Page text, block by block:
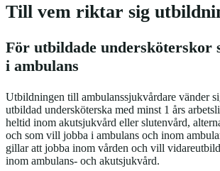
Till vem riktar sig
För utbildade undersköterskor
i ambulans
Utbildningen till ambulanssjukvårdare vänder
utbildad undersköterska med minst 1 års
heltid inom akutsjukvård eller slutenvård,
och som vill jobba i ambulans och inom
gillar att jobba inom vården och vill
inom ambulans- och akutsjukvård.